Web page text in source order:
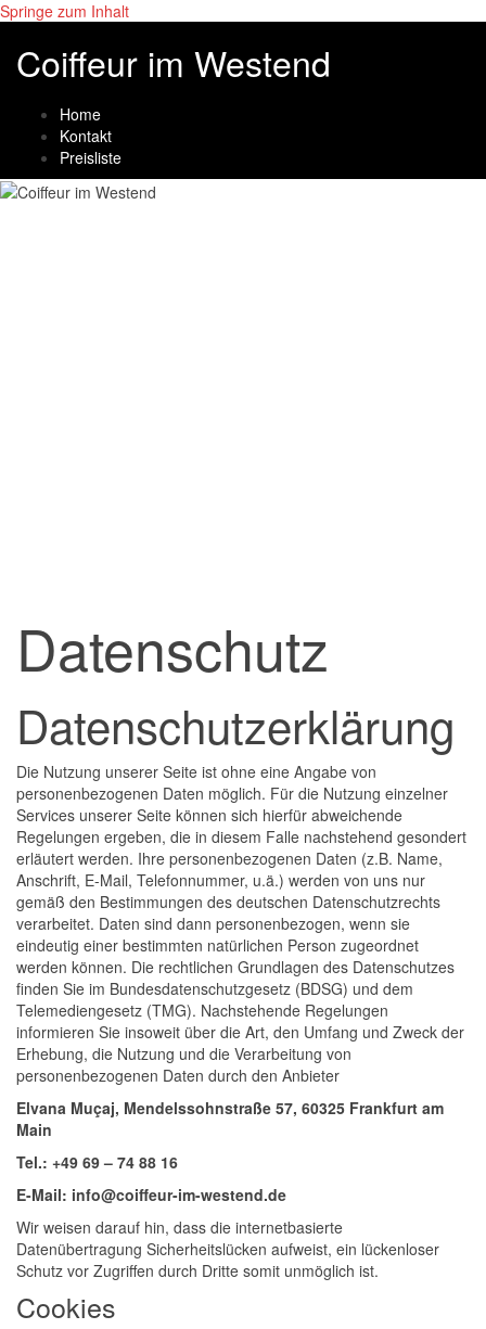
Springe zum Inhalt
Coiffeur im Westend
Home
Kontakt
Preisliste
Datenschutz
Datenschutzerklärung
Die Nutzung unserer Seite ist ohne eine Angabe von
personenbezogenen Daten möglich. Für die Nutzung einzelner
Services unserer Seite können sich hierfür abweichende
Regelungen ergeben, die in diesem Falle nachstehend gesondert
erläutert werden. Ihre personenbezogenen Daten (z.B. Name,
Anschrift, E-Mail, Telefonnummer, u.ä.) werden von uns nur
gemäß den Bestimmungen des deutschen Datenschutzrechts
verarbeitet. Daten sind dann personenbezogen, wenn sie
eindeutig einer bestimmten natürlichen Person zugeordnet
werden können. Die rechtlichen Grundlagen des Datenschutzes
finden Sie im Bundesdatenschutzgesetz (BDSG) und dem
Telemediengesetz (TMG). Nachstehende Regelungen
informieren Sie insoweit über die Art, den Umfang und Zweck der
Erhebung, die Nutzung und die Verarbeitung von
personenbezogenen Daten durch den Anbieter
Elvana Muçaj, Mendelssohnstraße 57, 60325 Frankfurt am
Main
Tel.: +49 69 – 74 88 16
E-Mail: info@coiffeur-im-westend.de
Wir weisen darauf hin, dass die internetbasierte
Datenübertragung Sicherheitslücken aufweist, ein lückenloser
Schutz vor Zugriffen durch Dritte somit unmöglich ist.
Cookies